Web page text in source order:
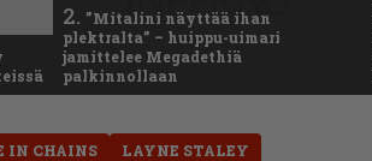
2. ”Mitalini näyttää ihan
plektralta” – huippu-uimari
jamittelee Megadethiä
palkinnollaan
IN CHAINS LAYNE STALEY